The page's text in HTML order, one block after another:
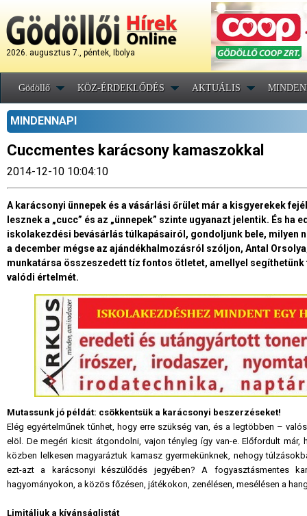
2026. augusztus 7., péntek, Ibolya
Gödöllő KÖZ-ÉRDEKLŐDÉS AKTUÁLIS
MINDENNAPI
Cuccmentes karácsony kamaszokkal
2014-12-10 10:04:10
A karácsonyi ünnepek és a vásárlási őrület már a kisgyerekek
lesznek a „cucc” és az „ünnepek” szinte ugyanazt jelentik. És
iskolakezdési bevásárlás túlkapásairól, gondoljunk bele, milyen
a december mégse az ajándékhalmozásról szóljon, Antal
munkatársa összeszedett tíz fontos ötletet, amellyel
valódi értelmét.
Mutassunk jó példát: csökkentsük a karácsonyi beszerzéseket!
Elég egyértelműnek tűnhet, hogy erre szükség van, és a legtöbben –
elöl. De megéri kicsit átgondolni, vajon tényleg így van-e. Előfordult
közben lelkesen magyaráztuk kamasz gyermekünknek, nehogy
ezt-azt a karácsonyi készülődés jegyében? A fogyasztásmentes
hagyományokon, a közös főzésen, játékokon, zenélésen, mesélésen a
Limitáljuk a kívánságlistát